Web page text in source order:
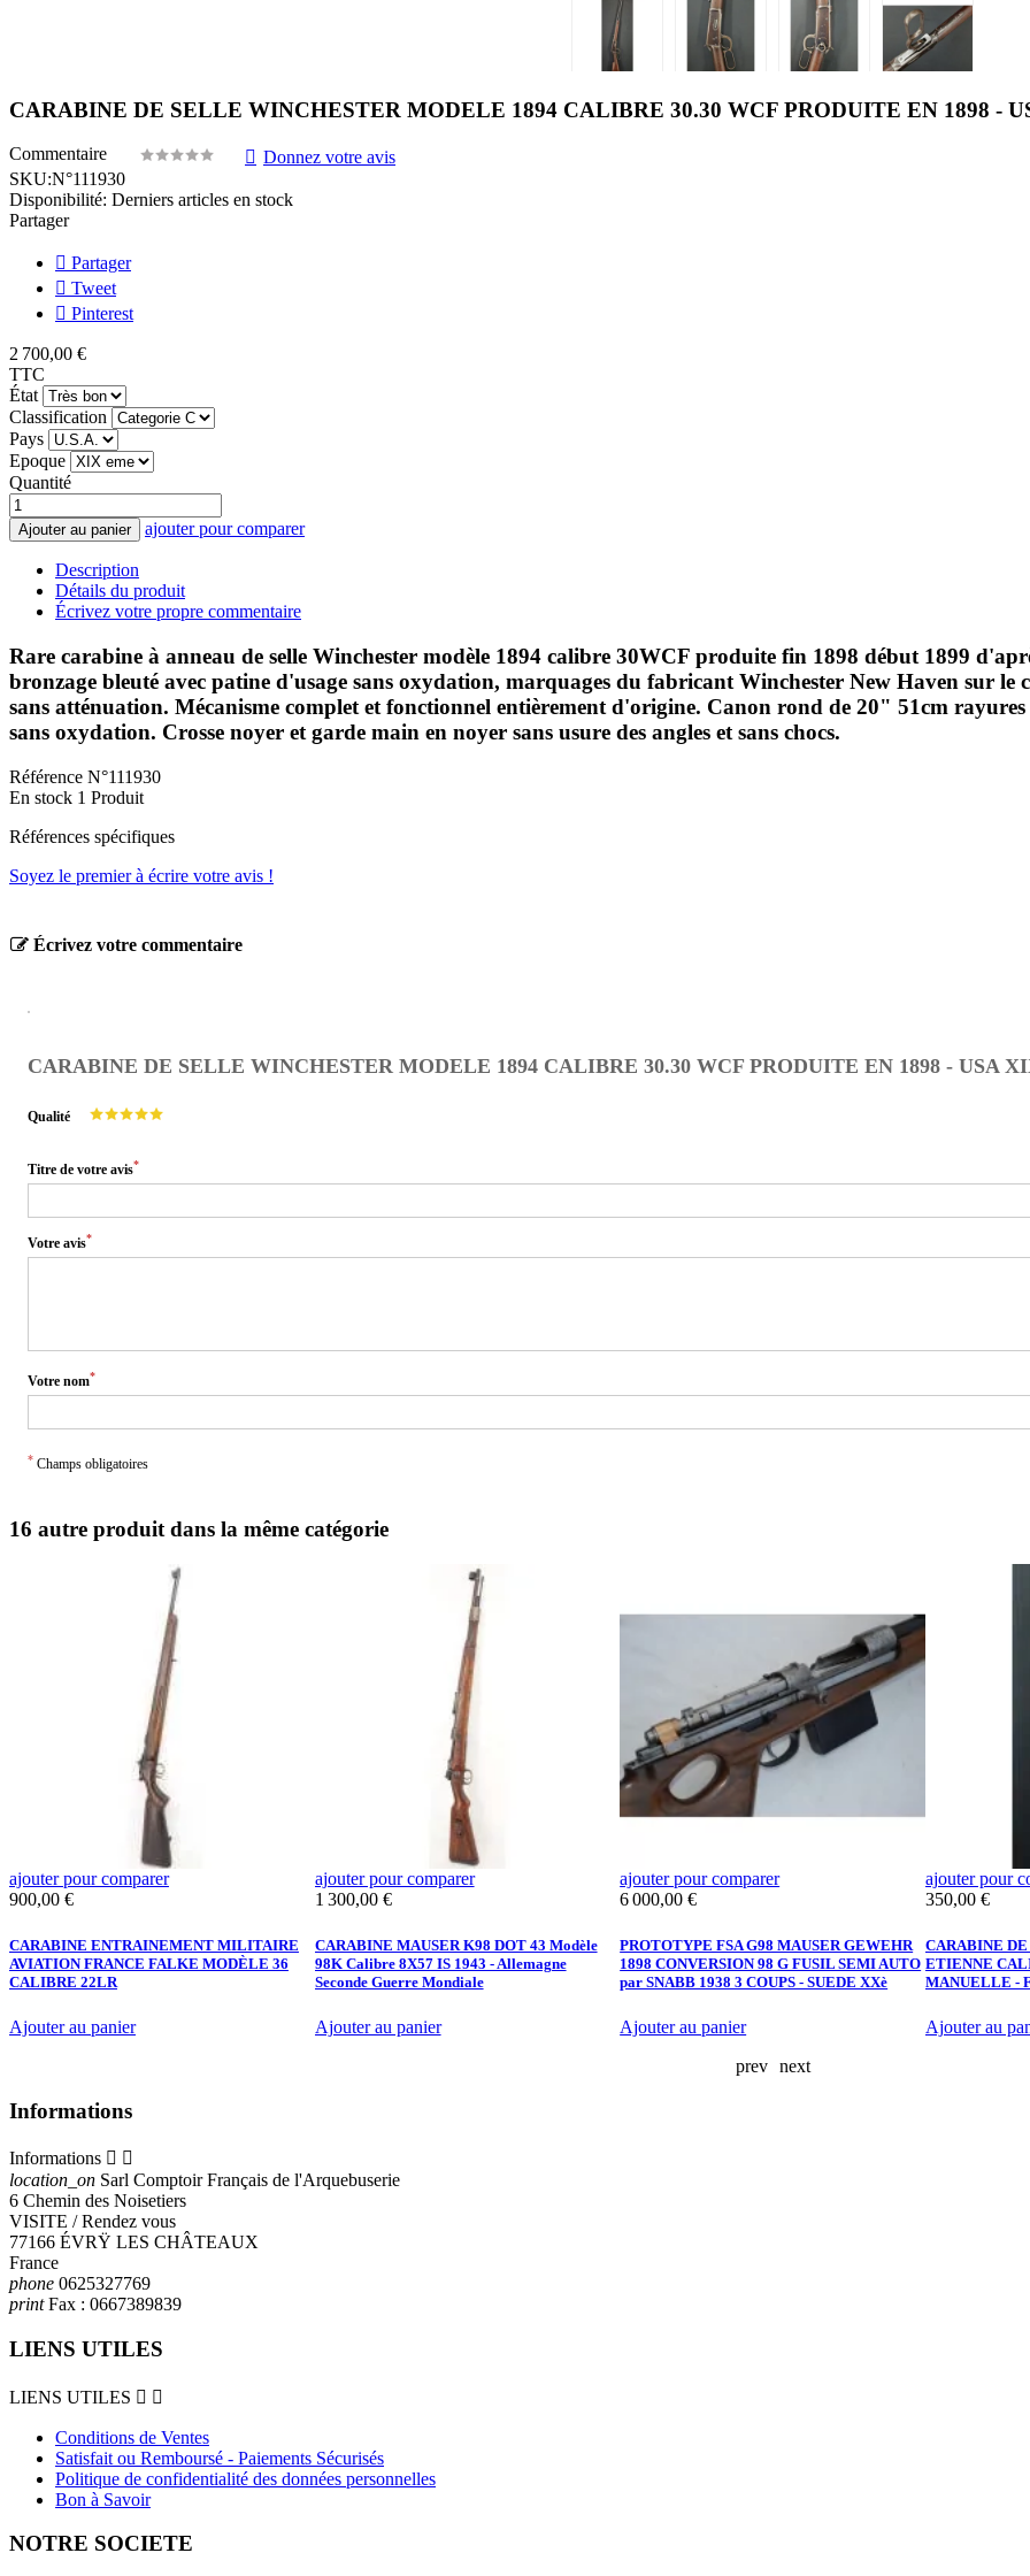
CARABINE DE SELLE WINCHESTER MODELE 1894 CALIBRE 30.30 WCF PRODUITE EN 1898 -
Commentaire
Donnez votre avis
SKU:N°111930
Disponibilité: Derniers articles en stock
Partager
Partager
Tweet
Pinterest
2 700,00 €
TTC
État
Classification
Pays
Epoque
Quantité
Ajouter au panier ajouter pour comparer
Description
Détails du produit
Écrivez votre propre commentaire
Rare carabine à anneau de selle Winchester modèle 1894 calibre 30WCF produite fin 1898 début 1899
bronzage bleuté avec patine d'usage sans oxydation, marquages du fabricant Winchester New Haven sur le
sans atténuation. Mécanisme complet et fonctionnel entièrement d'origine. Canon rond de 20" 51cm
sans oxydation. Crosse noyer et garde main en noyer sans usure des angles et sans chocs.
Référence N°111930
En stock 1 Produit
Références spécifiques
Soyez le premier à écrire votre avis !
Écrivez votre commentaire
CARABINE DE SELLE WINCHESTER MODELE 1894 CALIBRE 30.30 WCF PRODUITE EN 1898 - USA
Qualité
Titre de votre avis*
Votre avis*
Votre nom*
* Champs obligatoires
16 autre produit dans la même catégorie
ajouter pour comparer
Prix
900,00 €
CARABINE ENTRAINEMENT MILITAIRE
AVIATION FRANCE FALKE MODÈLE 36
CALIBRE 22LR
Ajouter au panier
ajouter pour comparer
Prix
1 300,00 €
CARABINE MAUSER K98 DOT 43 Modèle
98K Calibre 8X57 IS 1943 - Allemagne
Seconde Guerre Mondiale
Ajouter au panier
ajouter pour comparer
Prix
6 000,00 €
PROTOTYPE FSA G98 MAUSER GEWEHR
1898 CONVERSION 98 G FUSIL SEMI AUTO
par SNABB 1938 3 COUPS - SUEDE XXè
Ajouter au panier
ajouter pour
Prix
350,00 €
CARABINE
ETIENNE
MANUELLE -
Ajouter au
prev
next
Informations
Informations  
location_on Sarl Comptoir Français de l'Arquebuserie
6 Chemin des Noisetiers
VISITE / Rendez vous
77166 ÉVRŸ LES CHÂTEAUX
France
phone 0625327769
printFax : 0667389839
LIENS UTILES
LIENS UTILES  
Conditions de Ventes
Satisfait ou Remboursé - Paiements Sécurisés
Politique de confidentialité des données personnelles
Bon à Savoir
NOTRE SOCIETE